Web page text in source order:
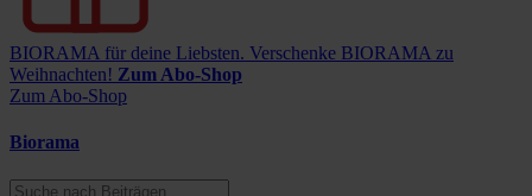
BIORAMA für deine Liebsten. Verschenke BIORAMA zu
Weihnachten! Zum Abo-Shop
Zum Abo-Shop
Biorama